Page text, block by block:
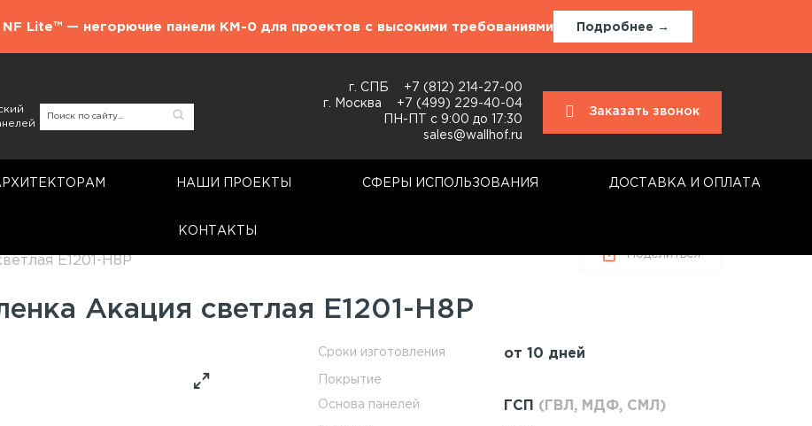
Lite™ — негорючие панели КМ-0 для проектов с высокими требованиями Подробнее →
г. СПБ
+7 (812) 214-27-00
г. Москва
+7 (499) 229-40-04
ПН-ПТ с 9:00 до 17:30
sales@wallhof.ru
Заказать звонок
НАШИ ПРОЕКТЫ СФЕРЫ ИСПОЛЬЗОВАНИЯ ДОСТАВКА И ОПЛАТА
КОНТАКТЫ
E1201-H8P
Поделиться
Акация светлая E1201-H8P
Сроки изготовления от 10 дней
Покрытие
Основа панелей ГСП (ГВЛ, МДФ, СМЛ)